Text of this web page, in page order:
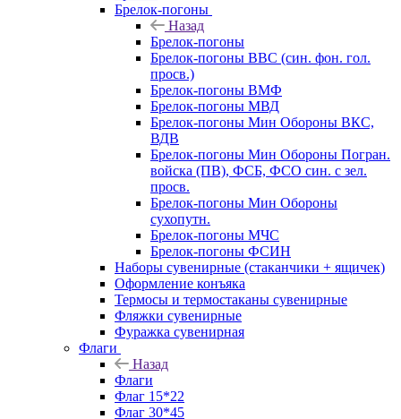
Брелок-погоны
Назад
Брелок-погоны
Брелок-погоны ВВС (син. фон. гол.
просв.)
Брелок-погоны ВМФ
Брелок-погоны МВД
Брелок-погоны Мин Обороны ВКС,
ВДВ
Брелок-погоны Мин Обороны Погран.
войска (ПВ), ФСБ, ФСО син. с зел.
просв.
Брелок-погоны Мин Обороны
сухопутн.
Брелок-погоны МЧС
Брелок-погоны ФСИН
Наборы сувенирные (стаканчики + ящичек)
Оформление конъяка
Термосы и термостаканы сувенирные
Фляжки сувенирные
Фуражка сувенирная
Флаги
Назад
Флаги
Флаг 15*22
Флаг 30*45